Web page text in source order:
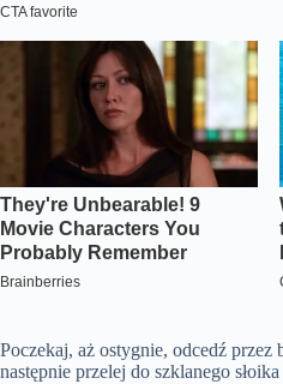
Poczekaj, aż ostygnie, odcedź przez
następnie przelej do szklanego